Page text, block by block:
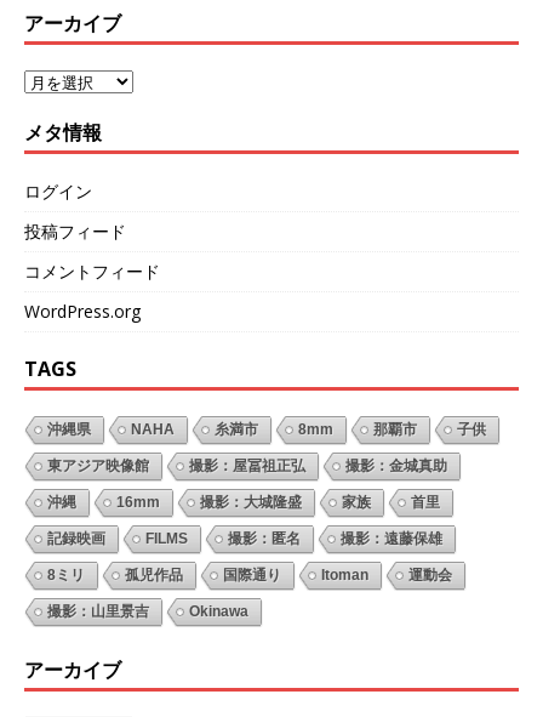
アーカイブ
メタ情報
ログイン
投稿フィード
コメントフィード
WordPress.org
TAGS
沖縄県 NAHA 糸満市 8mm 那覇市 子供
東アジア映像館 撮影：屋冨祖正弘 撮影：金城真助
沖縄 16mm 撮影：大城隆盛 家族 首里
記録映画 FILMS 撮影：匿名 撮影：遠藤保雄
8ミリ 孤児作品 国際通り Itoman 運動会
撮影：山里景吉 Okinawa
アーカイブ